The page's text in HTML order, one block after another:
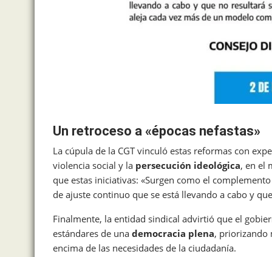
Un retroceso a «épocas nefastas»
La cúpula de la CGT vinculó estas reformas con
violencia social y la persecución ideológica, en el
que estas iniciativas: «Surgen como el
de ajuste continuo que se está llevando a cabo y
Finalmente, la entidad sindical advirtió que el
estándares de una democracia plena, priorizando
encima de las necesidades de la ciudadanía.